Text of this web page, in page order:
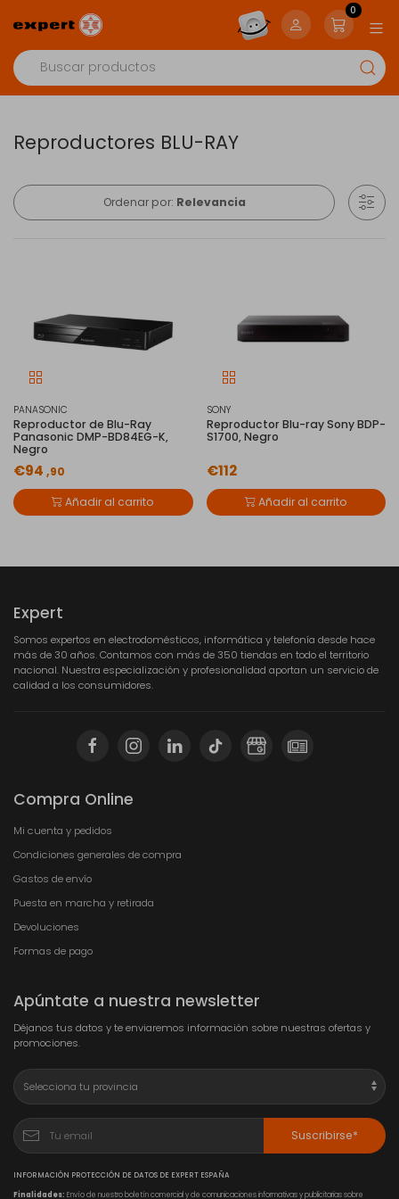
0
Reproductores BLU-RAY
Ordenar por: Relevancia
PANASONIC
Reproductor de Blu-Ray
Panasonic DMP-BD84EG-K,
Negro
€94 ,90
Añadir al carrito
SONY
Reproductor Blu-ray Sony BDP-
S1700, Negro
€112
Añadir al carrito
Expert
Somos expertos en electrodomésticos, informática y telefonía desde hace
más de 30 años. Contamos con más de 350 tiendas en todo el territorio
nacional. Nuestra especialización y profesionalidad aportan un servicio de
calidad a los consumidores.
Compra Online
Mi cuenta y pedidos
Condiciones generales de compra
Gastos de envío
Puesta en marcha y retirada
Devoluciones
Formas de pago
Apúntate a nuestra newsletter
Déjanos tus datos y te enviaremos información sobre nuestras ofertas y
promociones.
Suscribirse*
INFORMACIÓN PROTECCIÓN DE DATOS DE EXPERT ESPAÑA
Finalidades: Envío de nuestro boletín comercial y de comunicaciones informativas y publicitarias sobre